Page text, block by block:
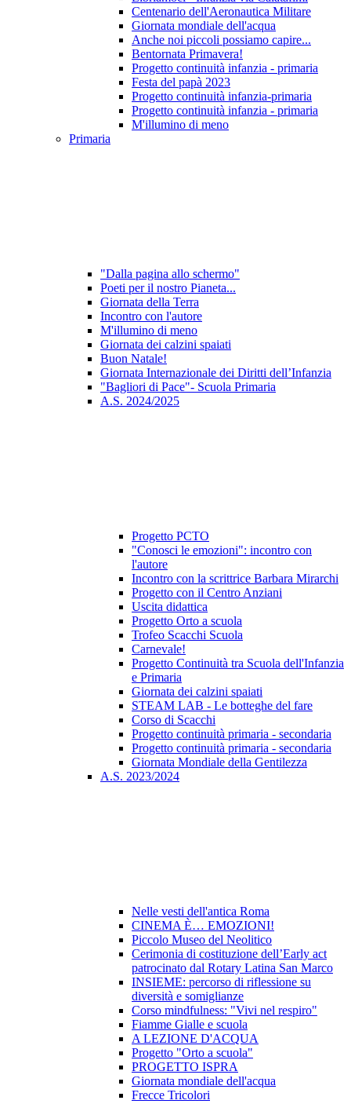
Centenario dell'Aeronautica Militare
Giornata mondiale dell'acqua
Anche noi piccoli possiamo capire...
Bentornata Primavera!
Progetto continuità infanzia - primaria
Festa del papà 2023
Progetto continuità infanzia-primaria
Progetto continuità infanzia - primaria
M'illumino di meno
Primaria
"Dalla pagina allo schermo"
Poeti per il nostro Pianeta...
Giornata della Terra
Incontro con l'autore
M'illumino di meno
Giornata dei calzini spaiati
Buon Natale!
Giornata Internazionale dei Diritti dell’Infanzia
"Bagliori di Pace"- Scuola Primaria
A.S. 2024/2025
Progetto PCTO
"Conosci le emozioni": incontro con
l'autore
Incontro con la scrittrice Barbara Mirarchi
Progetto con il Centro Anziani
Uscita didattica
Progetto Orto a scuola
Trofeo Scacchi Scuola
Carnevale!
Progetto Continuità tra Scuola dell'Infanzia
e Primaria
Giornata dei calzini spaiati
STEAM LAB - Le botteghe del fare
Corso di Scacchi
Progetto continuità primaria - secondaria
Progetto continuità primaria - secondaria
Giornata Mondiale della Gentilezza
A.S. 2023/2024
Nelle vesti dell'antica Roma
CINEMA È… EMOZIONI!
Piccolo Museo del Neolitico
Cerimonia di costituzione dell’Early act
patrocinato dal Rotary Latina San Marco
INSIEME: percorso di riflessione su
diversità e somiglianze
Corso mindfulness: "Vivi nel respiro"
Fiamme Gialle e scuola
A LEZIONE D'ACQUA
Progetto "Orto a scuola"
PROGETTO ISPRA
Giornata mondiale dell'acqua
Frecce Tricolori